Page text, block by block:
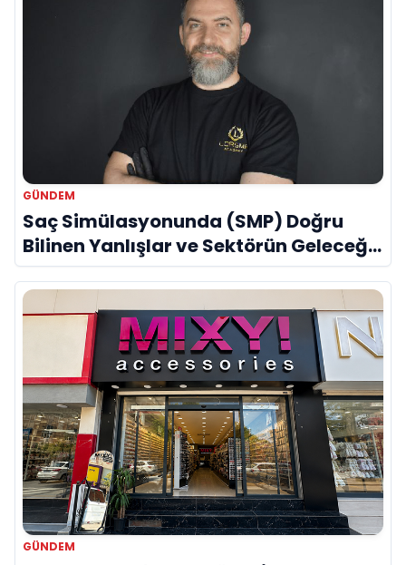
GÜNDEM
Saç Simülasyonunda (SMP) Doğru
Bilinen Yanlışlar ve Sektörün Geleceği:
Onur Akdeniz ile Özel Röportaj
GÜNDEM